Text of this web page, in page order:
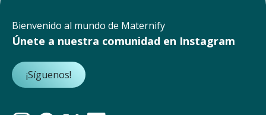
Bienvenido al mundo de Maternify
Únete a nuestra comunidad en Instagram
¡Síguenos!